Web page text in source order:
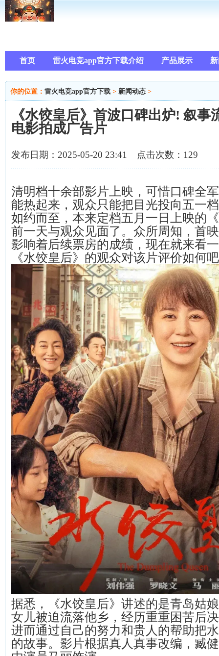
首页 雷火电竞app官方下载介绍 产品展示
你的位置： 雷火电竞app官方下载 > 新闻动态 >
《水饺皇后》首波口碑出炉! 叙事
电影拍成广告片
发布日期：2025-05-20 23:41 点击次数：129
清明档十余部影片上映，可惜口碑全
能热起来，观众只能把目光投向五一
如约而至，本来定档五月一日上映的
前一天与观众见面了。众所周知，首
影响着后续票房的成绩，现在就来看
《水饺皇后》的观众对该片评价如何
据悉，《水饺皇后》讲述的是青岛姑
女儿被迫流落他乡，经历重重困苦后
进而通过自己的努力和贵人的帮助把
的故事。影片根据真人真事改编，臧